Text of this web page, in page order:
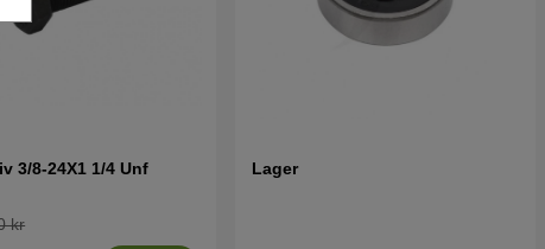
3/8-24X1 1/4 Unf
kr
Lager